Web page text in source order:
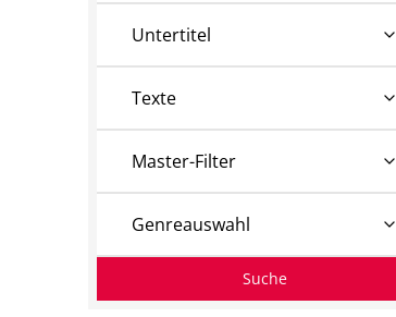
Untertitel
Texte
Master-Filter
Genreauswahl
Suche